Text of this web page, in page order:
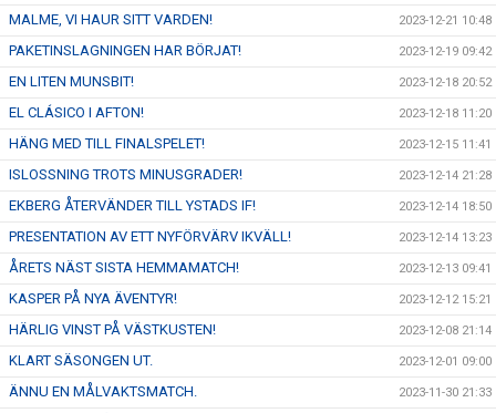
MALME, VI HAUR SITT VARDEN! 2023-12-21 10:48
PAKETINSLAGNINGEN HAR BÖRJAT! 2023-12-19 09:42
EN LITEN MUNSBIT! 2023-12-18 20:52
EL CLÁSICO I AFTON! 2023-12-18 11:20
HÄNG MED TILL FINALSPELET! 2023-12-15 11:41
ISLOSSNING TROTS MINUSGRADER! 2023-12-14 21:28
EKBERG ÅTERVÄNDER TILL YSTADS IF! 2023-12-14 18:50
PRESENTATION AV ETT NYFÖRVÄRV IKVÄLL! 2023-12-14 13:23
ÅRETS NÄST SISTA HEMMAMATCH! 2023-12-13 09:41
KASPER PÅ NYA ÄVENTYR! 2023-12-12 15:21
HÄRLIG VINST PÅ VÄSTKUSTEN! 2023-12-08 21:14
KLART SÄSONGEN UT. 2023-12-01 09:00
ÄNNU EN MÅLVAKTSMATCH. 2023-11-30 21:33